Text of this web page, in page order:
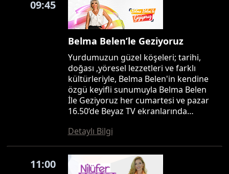
09:45
Belma Belen’le Geziyoruz
Yurdumuzun güzel köşeleri; tarihi,
doğası ,yöresel lezzetleri ve farklı
kültürleriyle, Belma Belen'in kendine
özgü keyifli sunumuyla Belma Belen
İle Geziyoruz her cumartesi ve pazar
16.50’de Beyaz TV ekranlarında…
Detaylı Bilgi
11:00